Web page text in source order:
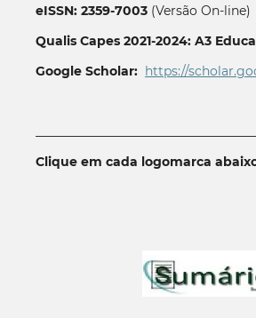
eISSN: 2359-7003(Versão On-line)
Qualis Capes 2021-2024: A3
Google Scholar: https://
Clique em cada logomarca